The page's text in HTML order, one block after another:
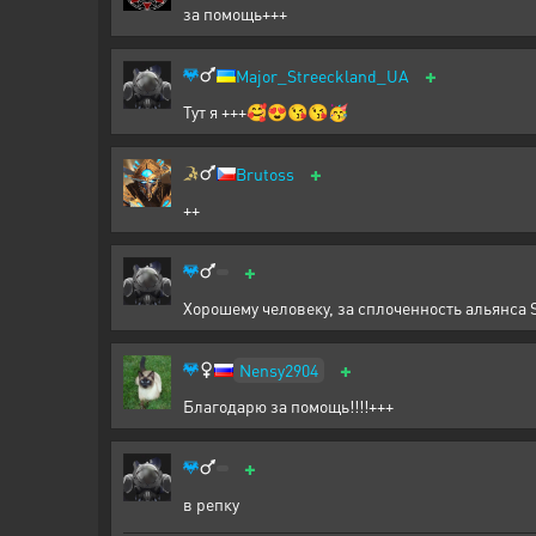
за помощь+++
Major_Streeckland_UA +
Тут я +++🥰😍😘😘🥳
Brutoss +
++
+
Хорошему человеку, за сплоченность
Nensy2904 +
Благодарю за помощь!!!!+++
+
в репку